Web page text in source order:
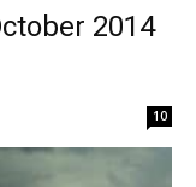
2014
10